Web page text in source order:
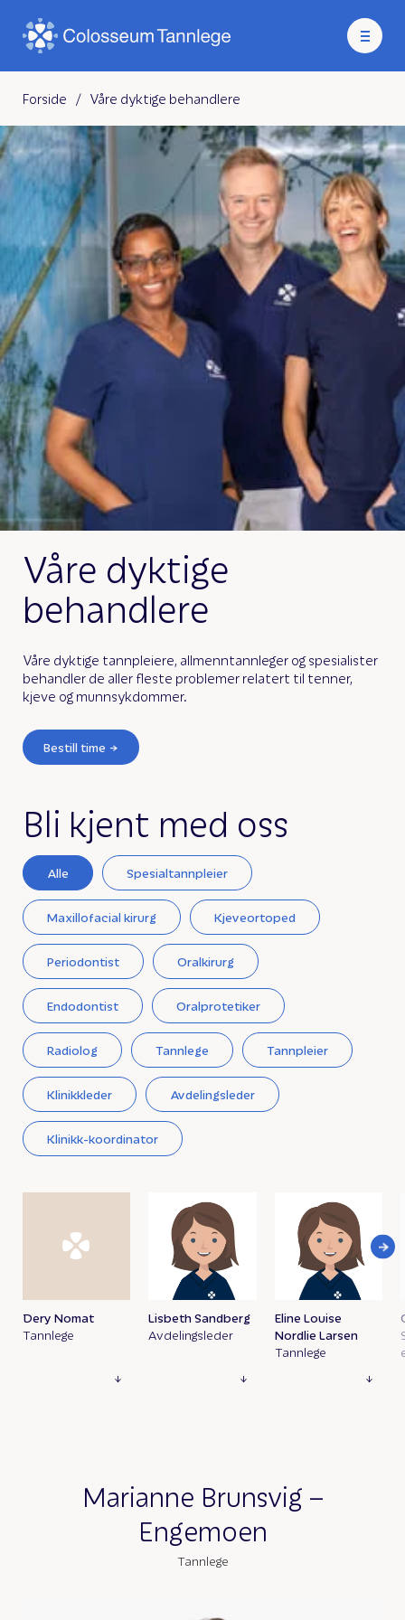
Forside / Våre dyktige behandlere
Våre dyktige
behandlere
Våre dyktige tannpleiere, allmenntannleger og spesialister
behandler de aller fleste problemer relatert til tenner,
kjeve og munnsykdommer.
Bestill time
Bli kjent med oss
Alle Spesialtannpleier
Maxillofacial kirurg Kjeveortoped
Periodontist Oralkirurg
Endodontist Oralprotetiker
Radiolog Tannlege Tannpleier
Klinikkleder Avdelingsleder
Klinikk-koordinator
Dery Nomat
Tannlege
Lisbeth Sandberg
Avdelingsleder
Eline Louise
Nordlie Larsen
Tannlege
Marianne Brunsvig –
Engemoen
Tannlege